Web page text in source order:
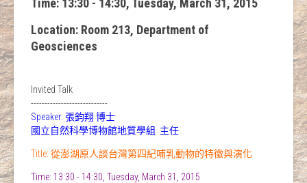
Time: 13:30 - 14:30, Tuesday, March 31, 2015
Location: Room 213, Department of
Geosciences
Invited Talk
----------------------------
Speaker: 張鈞翔 博士
國立自然科學博物館地質學組 主任
Title: 從澎湖原人談台灣第四紀哺乳動物的特徵與演化
Time: 13:30 - 14:30, Tuesday, March 31, 2015